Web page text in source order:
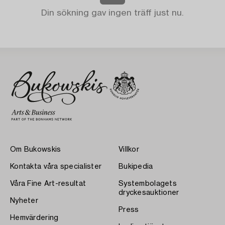
Din sökning gav ingen träff just nu.
Om Bukowskis
Kontakta våra specialister
Våra Fine Art-resultat
Nyheter
Hemvärdering
Villkor
Bukipedia
Systembolagets
dryckesauktioner
Press